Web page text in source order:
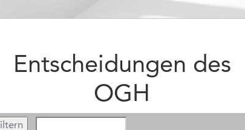
Entscheidungen des
OGH